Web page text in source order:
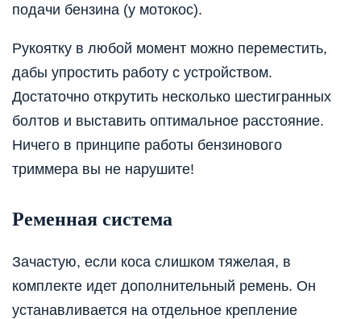
подачи бензина (у мотокос).
Рукоятку в любой момент можно переместить,
дабы упростить работу с устройством.
Достаточно открутить несколько шестигранных
болтов и выставить оптимальное расстояние.
Ничего в принципе работы бензинового
триммера вы не нарушите!
Ременная система
Зачастую, если коса слишком тяжелая, в
комплекте идет дополнительный ремень. Он
устанавливается на отдельное крепление